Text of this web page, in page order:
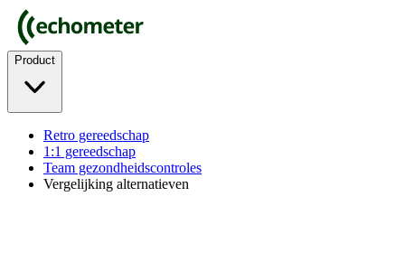
Product
Retro gereedschap
1:1 gereedschap
Team gezondheidscontroles
Vergelijking alternatieven